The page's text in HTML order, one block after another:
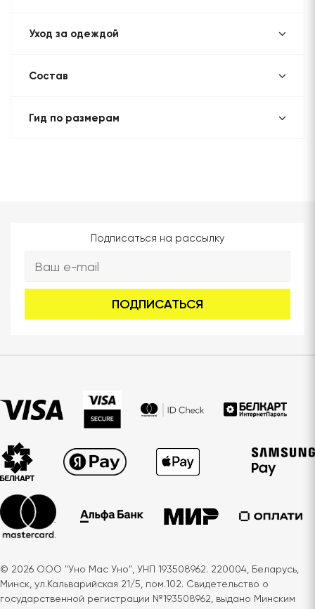
Уход за одеждой
Состав
Гид по размерам
Подписаться на рассылку
ПОДПИСАТЬСЯ
© 2026 ООО "Уно Мас Уно", УНП 193508962. 220004, Беларусь,
Минск, ул.Кальварийская 21/5, пом.102. Свидетельство о
государственной регистрации №193508962, выдано Минским